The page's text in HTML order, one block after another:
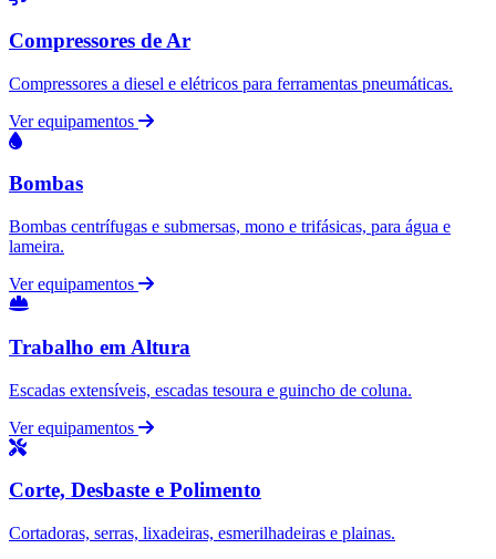
Compressores de Ar
Compressores a diesel e elétricos para ferramentas pneumáticas.
Ver equipamentos
Bombas
Bombas centrífugas e submersas, mono e trifásicas, para água e
lameira.
Ver equipamentos
Trabalho em Altura
Escadas extensíveis, escadas tesoura e guincho de coluna.
Ver equipamentos
Corte, Desbaste e Polimento
Cortadoras, serras, lixadeiras, esmerilhadeiras e plainas.